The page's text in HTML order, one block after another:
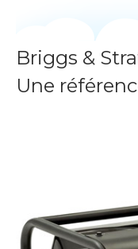
Briggs &
Une